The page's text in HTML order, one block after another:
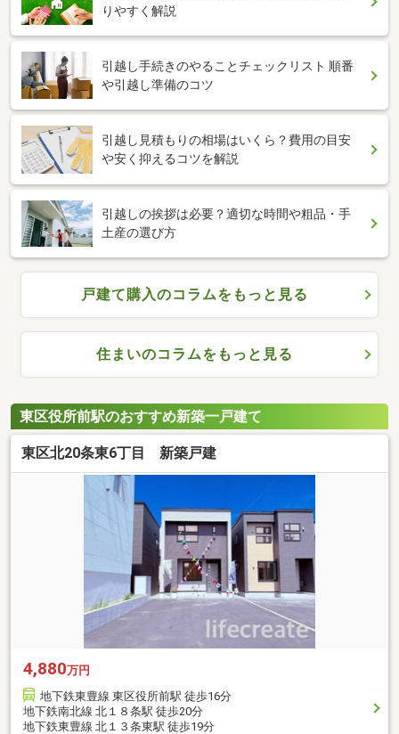
りやすく解説
引越し手続きのやることチェックリスト 順番
や引越し準備のコツ
引越し見積もりの相場はいくら？費用の目安
や安く抑えるコツを解説
引越しの挨拶は必要？適切な時間や粗品・手
土産の選び方
戸建て購入のコラムをもっと見る
住まいのコラムをもっと見る
東区役所前駅のおすすめ新築一戸建て
東区北20条東6丁目 新築戸建
4,880万円
地下鉄東豊線 東区役所前駅 徒歩16分
地下鉄南北線 北１８条駅 徒歩20分
地下鉄東豊線 北１３条東駅 徒歩19分